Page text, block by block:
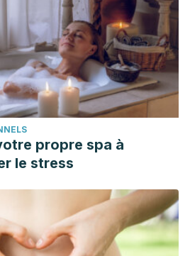
propre spa à
le stress